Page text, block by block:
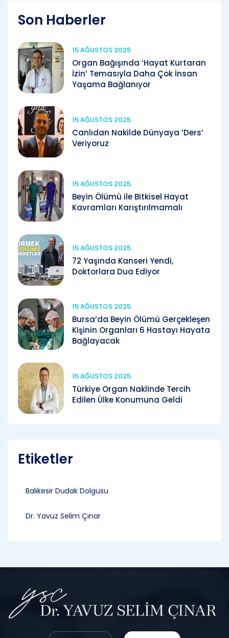
Son Haberler
15 AĞUSTOS 2025
Organ Bağışında ‘Hayat Kurtaran
İzin’ Temasıyla Daha Çok İnsan
Yaşama Bağlanıyor
15 AĞUSTOS 2025
Canlıdan Nakilde Dünyaya ‘Ders’
Veriyoruz
15 AĞUSTOS 2025
Beyin Ölümü ile Bitkisel Hayat
Kavramları Karıştırılmamalı
15 AĞUSTOS 2025
72 Yaşında Kanseri Yendi,
Doktorlara Dua Ediyor
15 AĞUSTOS 2025
Bursa’da Beyin Ölümü Gerçekleşen
Kişinin Organları 6 Hastayı Hayata
Bağlayacak
15 AĞUSTOS 2025
Türkiye Organ Naklinde Tercih
Edilen Ülke Konumuna Geldi
Etiketler
Balıkesir Dudak Dolgusu
Dr. Yavuz Selim Çınar